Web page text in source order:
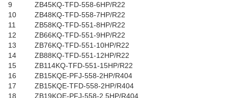
9
ZB45KQ-TFD-558-6HP/R22
10
ZB48KQ-TFD-558-7HP/R22
11
ZB58KQ-TFD-551-8HP/R22
12
ZB66KQ-TFD-551-9HP/R22
13
ZB76KQ-TFD-551-10HP/R22
14
ZB88KQ-TFD-551-12HP/R22
15
ZB114KQ-TFD-551-15HP/R22
16
ZB15KQE-PFJ-558-2HP/R404
17
ZB15KQE-TFD-558-2HP/R404
18
ZB19KQE-PFJ-558-2.5HP/R404